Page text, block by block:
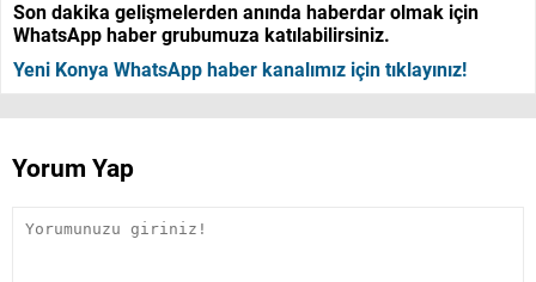
Son dakika gelişmelerden anında haberdar olmak için
WhatsApp haber grubumuza katılabilirsiniz.
Yeni Konya WhatsApp haber kanalımız için tıklayınız!
Yorum Yap